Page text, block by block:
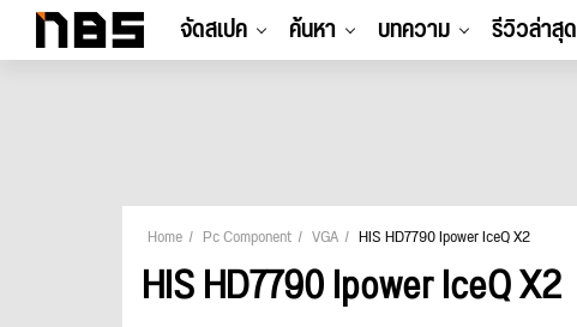
จัดสเปค ค้นหา บทความ รีวิวล่าสุด
Home Pc Component VGA HIS HD7790 Ipower IceQ X2
HIS HD7790 Ipower IceQ X2